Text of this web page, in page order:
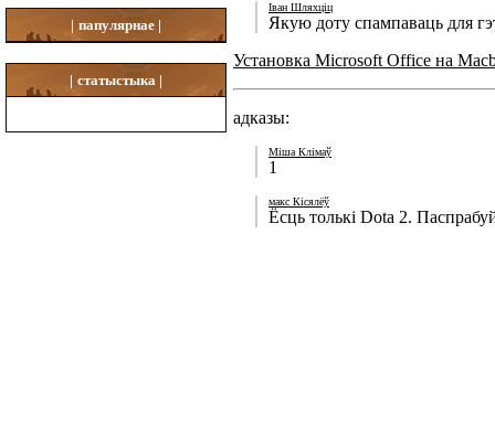
| папулярнае |
| статыстыка |
Іван Шляхціц
Якую доту спампаваць для
Установка Microsoft Office на
адказы:
Міша Клімаў
1
макс Кісялёў
Ёсць толькі Dota 2.